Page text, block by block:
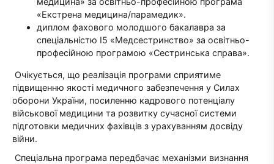
«Екстрена медицина/парамедик».
диплом фахового молодшого бакалавра за
спеціальністю І5 «Медсестринство» за освітньо-
професійною програмою «Сестринська справа».
Очікується, що реалізація програми сприятиме
підвищенню якості медичного забезпечення у Силах
оборони України, посиленню кадрового потенціалу
військової медицини та розвитку сучасної системи
підготовки медичних фахівців з урахуванням досвіду
війни.
Спеціальна програма передбачає механізми визнання